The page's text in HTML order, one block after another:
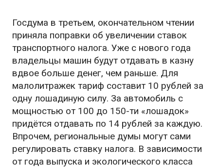
Госдума в третьем, окончательном чтении
приняла поправки об увеличении ставок
транспортного налога. Уже с нового года
владельцы машин будут отдавать в казну
вдвое больше денег, чем раньше. Для
малолитражек тариф составит 10 рублей за
одну лошадиную силу. За автомобиль с
мощностью от 100 до 150-ти «лошадок»
придётся отдавать по 14 рублей за каждую.
Впрочем, региональные думы могут сами
регулировать ставку налога. В зависимости
от года выпуска и экологического класса